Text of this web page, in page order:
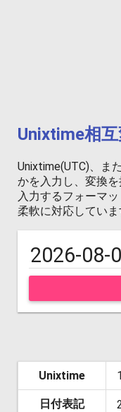
Unixtime相
Unixtime(UTC)、ま
かを入力し、変換を
入力するフォーマ
柔軟に対応していま
Unixtime
日付表記